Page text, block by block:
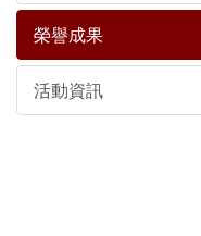
榮譽成果
活動資訊